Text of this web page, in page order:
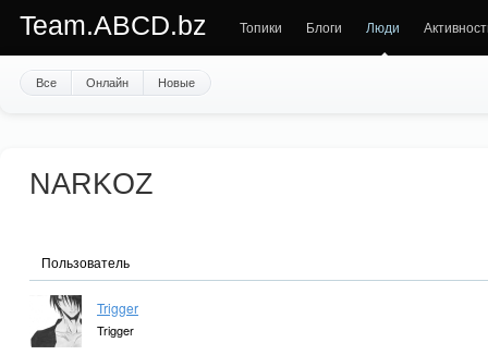
Team.ABCD.bz Топики Блоги Люди
Все Онлайн Новые
NARKOZ
Пользователь
Trigger
Trigger